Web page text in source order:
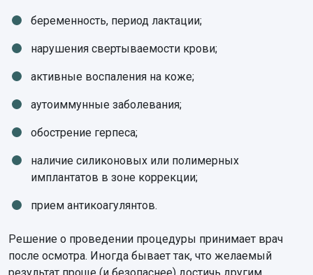
беременность, период лактации;
нарушения свертываемости крови;
активные воспаления на коже;
аутоиммунные заболевания;
обострение герпеса;
наличие силиконовых или полимерных
имплантатов в зоне коррекции;
прием антикоагулянтов.
Решение о проведении процедуры принимает врач
после осмотра. Иногда бывает так, что желаемый